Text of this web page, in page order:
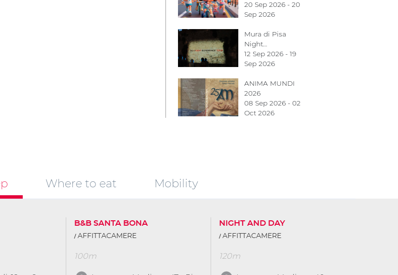
20 Sep 2026 - 20
Sep 2026
Mura di Pisa
Night…
12 Sep 2026 - 19
Sep 2026
ANIMA MUNDI
2026
08 Sep 2026 - 02
Oct 2026
Where to eat Mobility
B&B SANTA BONA
AFFITTACAMERE
100m
NIGHT AND DAY
AFFITTACAMERE
120m